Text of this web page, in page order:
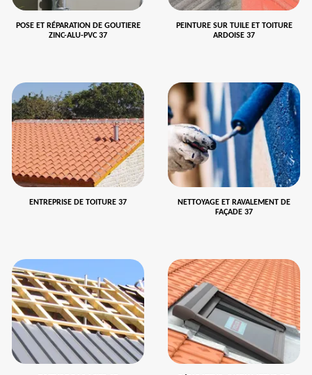
POSE ET RÉPARATION DE GOUTIERE
ZINC-ALU-PVC 37
PEINTURE SUR TUILE ET TOITURE
ARDOISE 37
ENTREPRISE DE TOITURE 37
NETTOYAGE ET RAVALEMENT DE
FAÇADE 37